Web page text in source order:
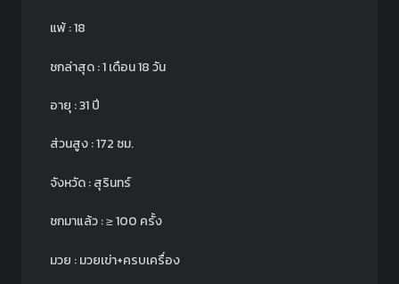
แพ้ : 18
ชกล่าสุด : 1 เดือน 18 วัน
อายุ : 31 ปี
ส่วนสูง : 172 ซม.
จังหวัด : สุรินทร์
ชกมาแล้ว : ≥ 100 ครั้ง
มวย : มวยเข่า+ครบเครื่อง